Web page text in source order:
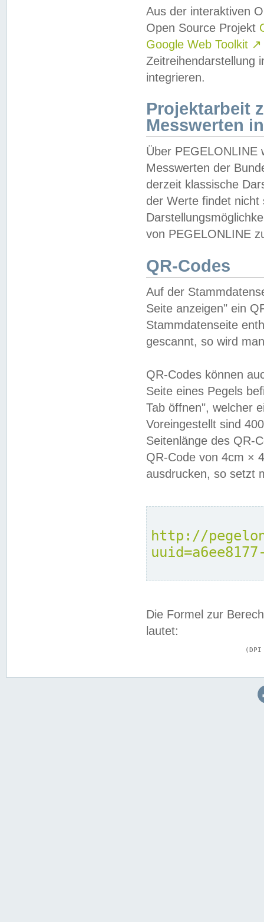
Aus der interaktiven
Open Source Projekt
Google Web Toolkit ↗
Zeitreihendarstellung
integrieren.
Projektarbeit
Messwerten
Über PEGELONLINE
Messwerten der
derzeit klassische
der Werte findet
von PEGELONLINE
QR-Codes
Auf der
Seite anzeigen" ein
Stammdatenseite
gescannt, so wird
QR-Codes können
Seite eines Pegels
Tab öffnen", welcher
Voreingestellt sind
Seitenlänge des QR-
QR-Code von 4cm ×
ausdrucken, so setzt
http://
Die Formel zur
lautet: